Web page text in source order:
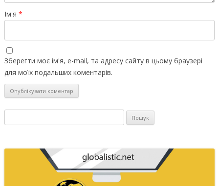
Ім'я *
Зберегти моє ім'я, e-mail, та адресу сайту в цьому браузері
для моїх подальших коментарів.